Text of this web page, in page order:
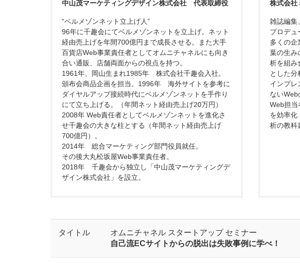
中山茂マーケティングデザイン株式会社 代表取締役
“ベルメゾンネット立上げ人”
96年に千趣会にてベルメゾンネットを立上げ。ネット
経由売上げを年間700億円まで成長させる。また大手
百貨店Web事業責任者としてオムニチャネルにも向き
合い通販、店舗両面からの視点を持つ。
1961年、岡山生まれ 1985年 株式会社千趣会入社。
頒布会商品企画を担当。 1996年 海外サイトを参考に
ダイヤルアップ接続時代にベルメゾンネットを手作り
にて立ち上げる。（年間ネット経由売上げ20万円）
2008年 Web責任者としてベルメゾンネットを進化さ
せ千趣会の大きな柱とする（年間ネット経由売上げ
700億円）。
2014年 総合マーケティング部門役員就任。
その後大丸松坂屋Web事業責任者。
2018年 千趣会から独立し「中山茂マーケティングデ
ザイン株式会社」を設立。
株式会
雑誌編集
プロデュ
多くの企
葉の生み
析を組み
とした分
インプレ
ない
Web担当
を効率化
析の教科
タイトル
オムニチャネル スタートアップ セミナー
自己流ECサイトからの脱出は失敗事例に学べ！